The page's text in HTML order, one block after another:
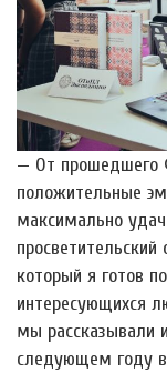
— От прошедшего
положительные
максимально
который я готов
интересующихся
мы рассказывали
следующем году